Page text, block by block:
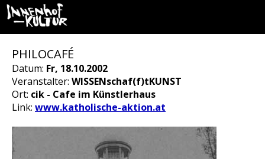
PHILOCAFÉ
Datum: Fr, 18.10.2002
Veranstalter: WISSENschaf(f)tKUNST
Ort: cik - Cafe im Künstlerhaus
Link: www.katholische-aktion.at